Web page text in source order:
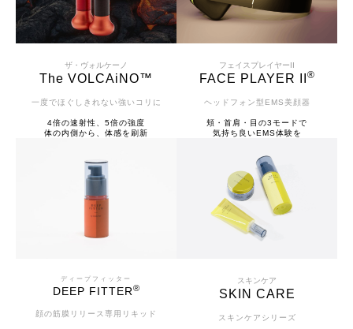
ザ・ヴォルケーノ
The VOLCAiNO™
一度でほぐしきれない強いコリに
4倍の速射性、5倍の強度
体の内側から、体感を刷新
フェイスプレイヤーII
FACE PLAYER II ®
ヘッドフォン型EMS美顔器
頬・首肩・目の3モードで
気持ち良いEMS体験を
ディープフィッター
DEEP FITTER®
顔の筋膜リリース専用リキッド
スキンケア
SKIN CARE
スキンケアシリーズ